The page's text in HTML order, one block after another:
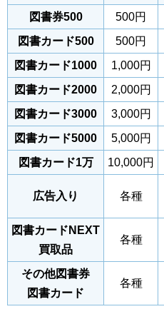
図書券500
500円
図書カード500
500円
図書カード1000
1,000円
図書カード2000
2,000円
図書カード3000
3,000円
図書カード5000
5,000円
図書カード1万
10,000円
広告入り 各種
図書カードNEXT
買取品
各種
その他図書券
図書カード
各種